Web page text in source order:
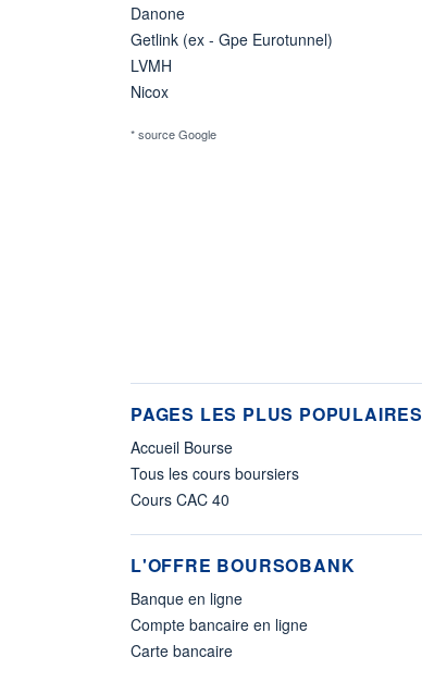
Danone
Getlink (ex - Gpe Eurotunnel)
LVMH
Nicox
* source Google
PAGES LES PLUS POPULAIRES
Accueil Bourse
Tous les cours boursiers
Cours CAC 40
L'OFFRE BOURSOBANK
Banque en ligne
Compte bancaire en ligne
Carte bancaire